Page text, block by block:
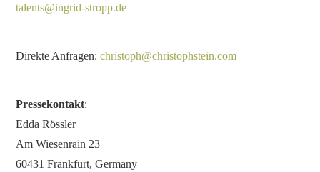
talents@ingrid-stropp.de
Direkte Anfragen:christoph@christophstein.com
Pressekontakt:
Edda Rössler
Am Wiesenrain 23
60431 Frankfurt, Germany